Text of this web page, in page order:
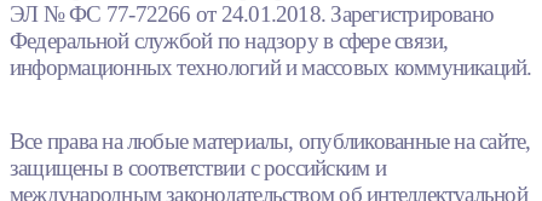
ЭЛ № ФС 77-72266 от 24.01.2018. Зарегистрировано
Федеральной службой по надзору в сфере связи,
информационных технологий и массовых коммуникаций.
Все права на любые материалы, опубликованные на сайте,
защищены в соответствии с российским и
международным законодательством об интеллектуальной